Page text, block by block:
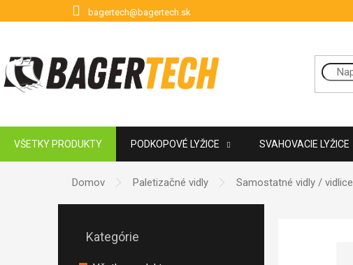
bagertech@bagertech.sk
VŠETKY PRODUKTY PODKOPOVÉ LYŽICE SVAHOVACIE LYŽICE
POUŽITÉ PRÍSLUŠENSTVO ZNAČKY
Domov Paletizačné vidly Samostatné vidly / vidlice
Kategórie